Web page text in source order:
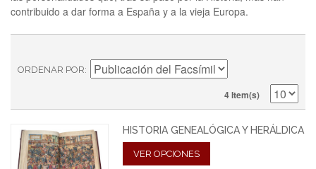
contribuido a dar forma a España y a la vieja Europa.
ORDENAR POR
4 Item(s)
HISTORIA GENEALÓGICA Y HERÁLDICA
VER OPCIONES